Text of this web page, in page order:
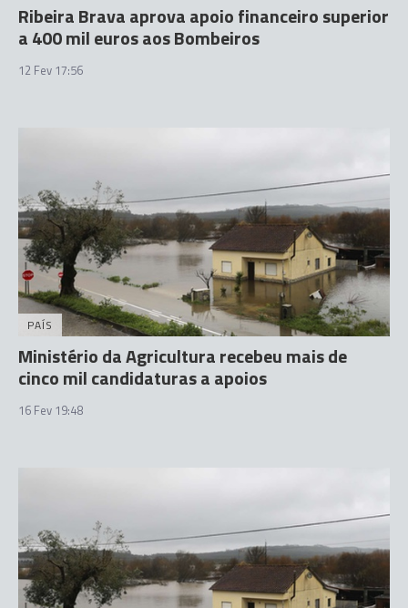
Ribeira Brava aprova apoio financeiro superior
a 400 mil euros aos Bombeiros
12 Fev 17:56
PAÍS
Ministério da Agricultura recebeu mais de
cinco mil candidaturas a apoios
16 Fev 19:48